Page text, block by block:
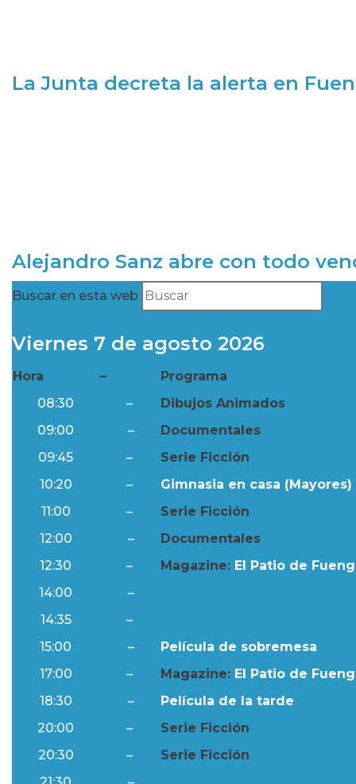
La Junta decreta la alerta en
Alejandro Sanz abre con todo
Buscar en esta web
Viernes 7 de agosto 2026
Hora –
Programa
08:30
–
Dibujos Animados
09:00
–
Documentales
09:45
–
Serie Ficción
10:20
–
Gimnasia en casa (Mayores)
11:00
–
Serie Ficción
12:00
–
Documentales
12:30
– Magazine: El Patio de
14:00
–
14:35
–
15:00
–
Película de sobremesa
17:00
– Magazine: El Patio de
18:30
–
Película de la tarde
20:00
–
Serie Ficción
20:30
–
Serie Ficción